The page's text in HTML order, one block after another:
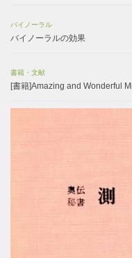
バイノーラル
バイノーラルの効果
書籍・文献
[書籍]Amazing and Wonderful